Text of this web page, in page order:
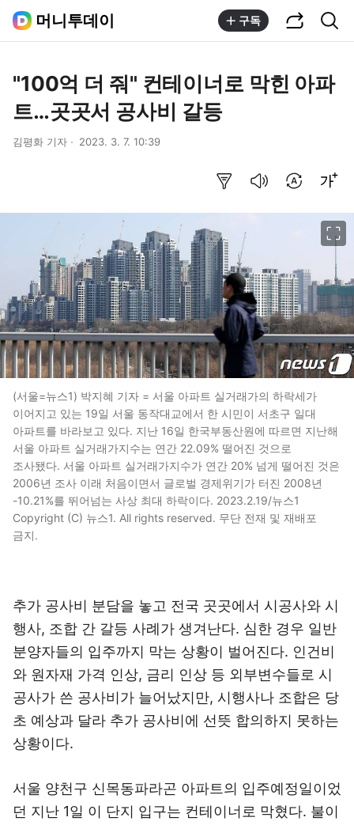
머니투데이 구독
"100억 더 줘" 컨테이너로 막힌 아파
트…곳곳서 공사비 갈등
김평화 기자 2023. 3. 7. 10:39
(서울=뉴스1) 박지혜 기자 = 서울 아파트 실거래가의 하락세가
이어지고 있는 19일 서울 동작대교에서 한 시민이 서초구 일대
아파트를 바라보고 있다. 지난 16일 한국부동산원에 따르면 지난해
서울 아파트 실거래가지수는 연간 22.09% 떨어진 것으로
조사됐다. 서울 아파트 실거래가지수가 연간 20% 넘게 떨어진 것은
2006년 조사 이래 처음이면서 글로벌 경제위기가 터진 2008년
-10.21%를 뛰어넘는 사상 최대 하락이다. 2023.2.19/뉴스1
Copyright (C) 뉴스1. All rights reserved. 무단 전재 및 재배포
금지.
추가 공사비 분담을 놓고 전국 곳곳에서 시공사와 시
행사, 조합 간 갈등 사례가 생겨난다. 심한 경우 일반
분양자들의 입주까지 막는 상황이 벌어진다. 인건비
와 원자재 가격 인상, 금리 인상 등 외부변수들로 시
공사가 쓴 공사비가 늘어났지만, 시행사나 조합은 당
초 예상과 달라 추가 공사비에 선뜻 합의하지 못하는
상황이다.
서울 양천구 신목동파라곤 아파트의 입주예정일이었
던 지난 1일 이 단지 입구는 컨테이너로 막혔다. 불이